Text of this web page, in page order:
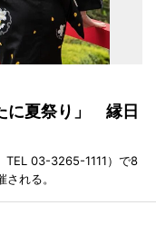
に夏祭り」 縁日
TEL 03-3265-1111）で8
れる。